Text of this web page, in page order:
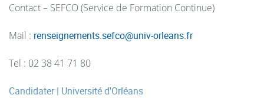
Contact – SEFCO (Service de Formation Continue)
Mail : renseignements.sefco@univ-orleans.fr
Tel : 02 38 41 71 80
Candidater | Université d'Orléans